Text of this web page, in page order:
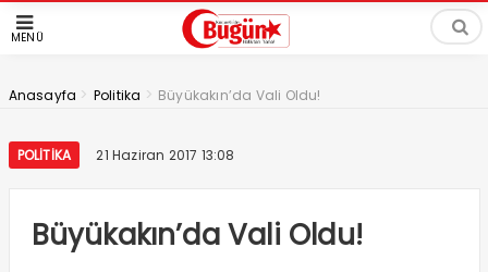
MENÜ
Anasayfa > Politika > Büyükakın’da Vali Oldu!
POLITIKA 21 Haziran 2017 13:08
Büyükakın’da Vali Oldu!